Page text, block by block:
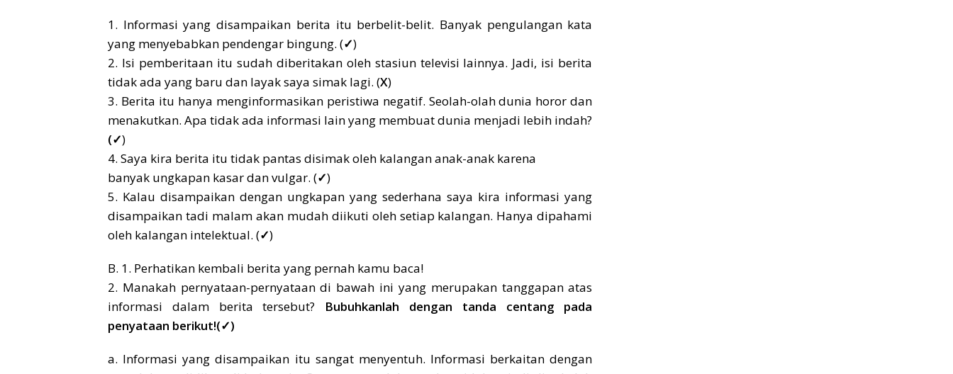
1. Informasi yang disampaikan berita itu berbelit-belit. Banyak pengulangan kata
yang menyebabkan pendengar bingung. (✓)
2. Isi pemberitaan itu sudah diberitakan oleh stasiun televisi lainnya. Jadi, isi berita
tidak ada yang baru dan layak saya simak lagi. (X)
3. Berita itu hanya menginformasikan peristiwa negatif. Seolah-olah dunia horor dan
menakutkan. Apa tidak ada informasi lain yang membuat dunia menjadi lebih indah?
(✓)
4. Saya kira berita itu tidak pantas disimak oleh kalangan anak-anak karena
banyak ungkapan kasar dan vulgar. (✓)
5. Kalau disampaikan dengan ungkapan yang sederhana saya kira informasi yang
disampaikan tadi malam akan mudah diikuti oleh setiap kalangan. Hanya dipahami
oleh kalangan intelektual. (✓)
B. 1. Perhatikan kembali berita yang pernah kamu baca!
2. Manakah pernyataan-pernyataan di bawah ini yang merupakan tanggapan atas
informasi dalam berita tersebut? Bubuhkanlah dengan tanda centang pada
penyataan berikut!(✓)
a. Informasi yang disampaikan itu sangat menyentuh. Informasi berkaitan dengan